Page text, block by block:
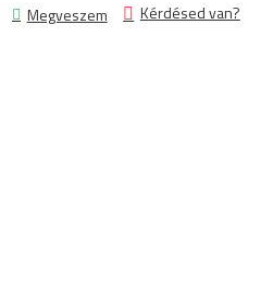
Megveszem Kérdésed van?